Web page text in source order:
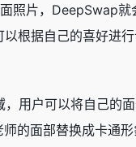
照片，DeepSwap
根据自己的喜好进
用户可以将自己的
的面部替换成卡通形